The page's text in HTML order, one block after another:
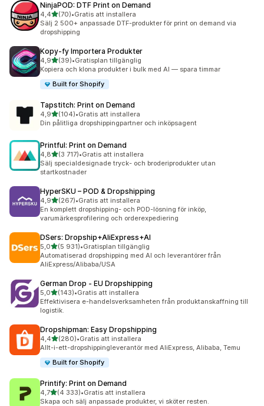
NinjaPOD: DTF Print on Demand
4,4av 5 stjärnor
(70)
70 recensioner totalt
•Gratis att installera
Sälj 2 500+ anpassade DTF-produkter för print on demand via
dropshipping
Kopy‑fy Importera Produkter
4,9av 5 stjärnor
(39)
39 recensioner totalt
•Gratisplan tillgänglig
Kopiera och klona produkter i bulk med AI — spara timmar
Built for Shopify
Tapstitch: Print on Demand
4,9av 5 stjärnor
(104)
104 recensioner totalt
•Gratis att installera
Din pålitliga dropshippingpartner och inköpsagent
Printful: Print on Demand
4,8av 5 stjärnor
(3 717)
3717 recensioner totalt
•Gratis att installera
Sälj specialdesignade tryck- och broderiprodukter utan
startkostnader
HyperSKU – POD & Dropshipping
4,9av 5 stjärnor
(267)
267 recensioner totalt
•Gratis att installera
En komplett dropshipping- och POD-lösning för inköp,
varumärkesprofilering och orderexpediering
DSers: Dropship+AliExpress+AI
5,0av 5 stjärnor
(5 931)
5931 recensioner totalt
•Gratisplan tillgänglig
Automatiserad dropshipping med AI och leverantörer från
AliExpress/Alibaba/USA
German Drop ‑ EU Dropshipping
5,0av 5 stjärnor
(143)
143 recensioner totalt
•Gratis att installera
Effektivisera e-handelsverksamheten från produktanskaffning till
logistik.
Dropshipman: Easy Dropshipping
4,4av 5 stjärnor
(280)
280 recensioner totalt
•Gratis att installera
Allt-i-ett-dropshippingleverantör med AliExpress, Alibaba, Temu
Built for Shopify
Printify: Print on Demand
4,7av 5 stjärnor
(4 333)
4333 recensioner totalt
•Gratis att installera
Skapa och sälj anpassade produkter, vi sköter resten.